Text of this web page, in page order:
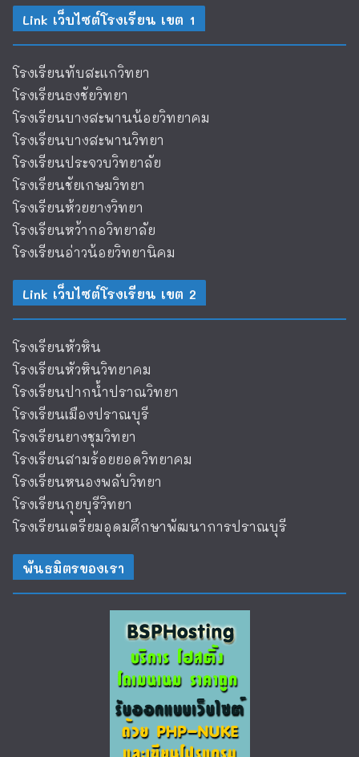
Link เว็บไซต์โรงเรียน เขต 1
โรงเรียนทับสะแกวิทยา
โรงเรียนธงชัยวิทยา
โรงเรียนบางสะพานน้อยวิทยาคม
โรงเรียนบางสะพานวิทยา
โรงเรียนประจวบวิทยาลัย
โรงเรียนชัยเกษมวิทยา
โรงเรียนห้วยยางวิทยา
โรงเรียนหว้ากอวิทยาลัย
โรงเรียนอ่าวน้อยวิทยานิคม
Link เว็บไซต์โรงเรียน เขต 2
โรงเรียนหัวหิน
โรงเรียนหัวหินวิทยาคม
โรงเรียนปากน้ำปราณวิทยา
โรงเรียนเมืองปราณบุรี
โรงเรียนยางชุมวิทยา
โรงเรียนสามร้อยยอดวิทยาคม
โรงเรียนหนองพลับวิทยา
โรงเรียนกุยบุรีวิทยา
โรงเรียนเตรียมอุดมศึกษาพัฒนาการปราณบุรี
พันธมิตรของเรา